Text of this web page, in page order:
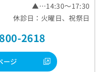
▲…14:30～17:30
休診日：火曜日、祝祭日
2618
ージ